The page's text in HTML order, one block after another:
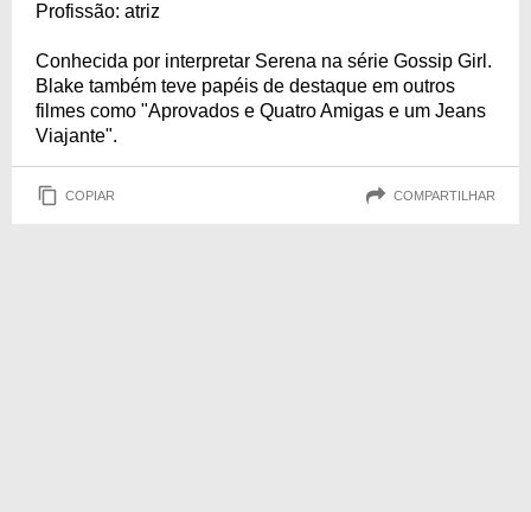
Profissão: atriz
Conhecida por interpretar Serena na série Gossip Girl.
Blake também teve papéis de destaque em outros
filmes como "Aprovados e Quatro Amigas e um Jeans
Viajante".
COPIAR COMPARTILHAR